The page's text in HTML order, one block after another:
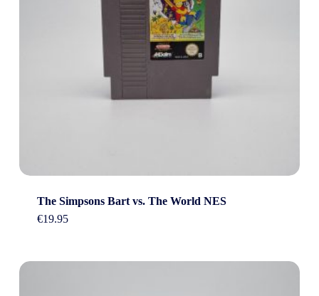
The Simpsons Bart vs. The World NES
€19.95